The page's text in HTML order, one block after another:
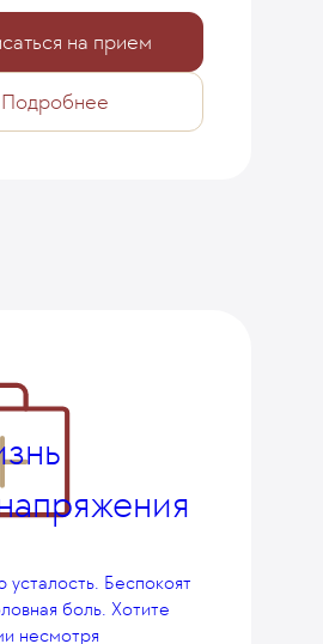
на прием
Подробнее
усталость. Беспокоят
боль. Хотите
несмотря